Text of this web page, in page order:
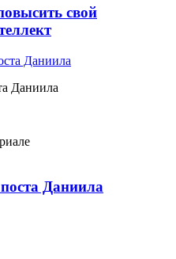
свой
Даниила
Даниила